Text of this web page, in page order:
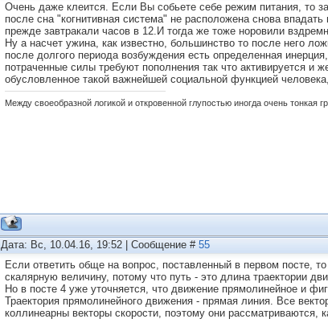
Очень даже клеится. Если Вы собьете себе режим питания, то
после сна "когнитивная система" не расположена снова
прежде завтракали часов в 12.И тогда же тоже норовили
Ну а насчет ужина, как известно, большинство то после него
после долгого периода возбуждения есть определенная
потраченные силы требуют пополнения так что активируется и
обусловленное такой важнейшей социальной функцией
Между своеобразной логикой и откровенной глупостью иногда очень тонкая
Дата: Вс, 10.04.16, 19:52 | Сообщение # 55
Если ответить обще на вопрос, поставленный в первом посте,
скалярную величину, потому что путь - это длина траектории
Но в посте 4 уже уточняется, что движение прямолинейное и
Траектория прямолинейного движения - прямая линия. Все
коллинеарны векторы скорости, поэтому они рассматриваются,